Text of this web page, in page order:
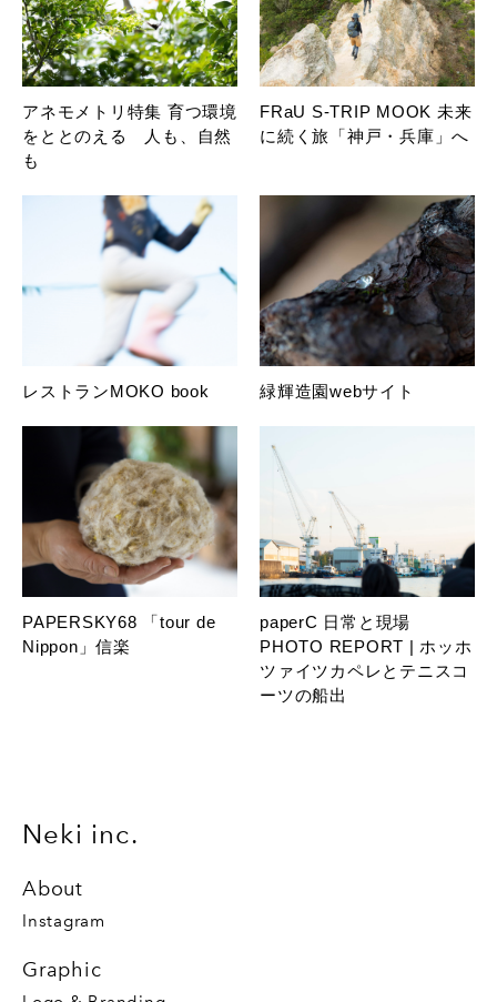
アネモメトリ特集 育つ環境
をととのえる 人も、自然
も
FRaU S-TRIP MOOK 未来
に続く旅「神戸・兵庫」へ
レストランMOKO book 緑輝造園webサイト
PAPERSKY68 「tour de
Nippon」信楽
paperC 日常と現場
PHOTO REPORT | ホッホ
ツァイツカペレとテニスコ
ーツの船出
Neki inc.
About
Instagram
Graphic